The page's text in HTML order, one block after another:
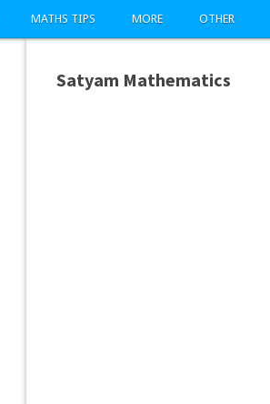
MATHS TIPS MORE OTHER
Satyam Mathematics